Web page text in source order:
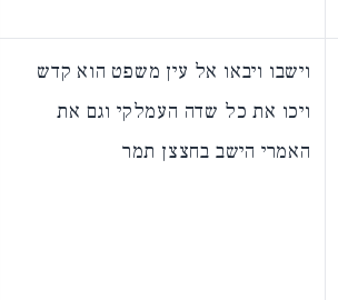
וישבו ויבאו אל עין משפט הוא קדש
ויכו את כל שדה העמלקי וגם את
האמרי הישב בחצצן תמר